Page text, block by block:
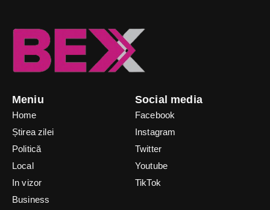
Meniu
Home
Știrea zilei
Politică
Local
In vizor
Business
Social media
Facebook
Instagram
Twitter
Youtube
TikTok